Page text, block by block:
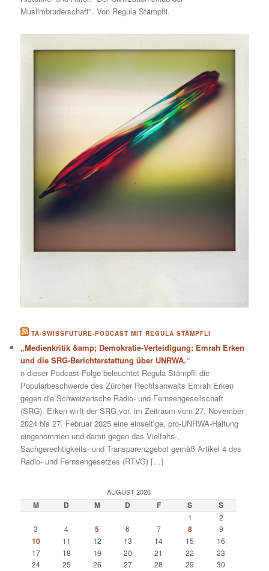
Muslimbruderschaft". Von Regula Stämpfli.
TA-SWISSFUTURE-PODCAST MIT REGULA STÄMPFLI
„Medienkritik &amp; Demokratie-Verteidigung: Emrah Erken
und die SRG-Berichterstattung über UNRWA.“
n dieser Podcast-Folge beleuchtet Regula Stämpfli die
Popularbeschwerde des Zürcher Rechtsanwalts Emrah Erken
gegen die Schweizerische Radio- und Fernsehgesellschaft
(SRG). Erken wirft der SRG vor, im Zeitraum vom 27. November
2024 bis 27. Februar 2025 eine einseitige, pro-UNRWA-Haltung
eingenommen und damit gegen das Vielfalts-,
Sachgerechtigkeits- und Transparenzgebot gemäß Artikel 4 des
Radio- und Fernsehgesetzes (RTVG) […]
AUGUST 2026
M D M D F S S
1
2
3
4 5 6 7 8 9
10 11 12 13 14 15
16
17
18 19 20 21 22
23
24
25 26 27 28 29
30